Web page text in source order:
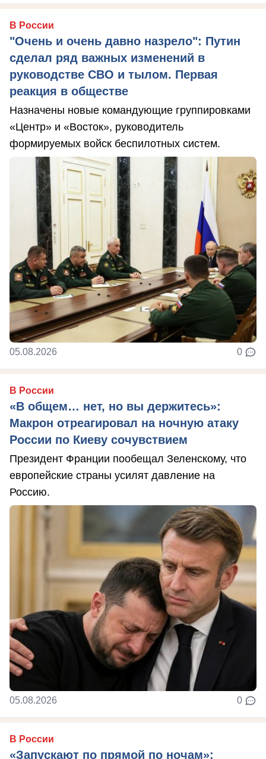
В России
"Очень и очень давно назрело": Путин
сделал ряд важных изменений в
руководстве СВО и тылом. Первая
реакция в обществе
Назначены новые командующие группировками
«Центр» и «Восток», руководитель
формируемых войск беспилотных систем.
05.08.2026 0
В России
«В общем… нет, но вы держитесь»:
Макрон отреагировал на ночную атаку
России по Киеву сочувствием
Президент Франции пообещал Зеленскому, что
европейские страны усилят давление на
Россию.
05.08.2026 0
В России
«Запускают по прямой по ночам»: